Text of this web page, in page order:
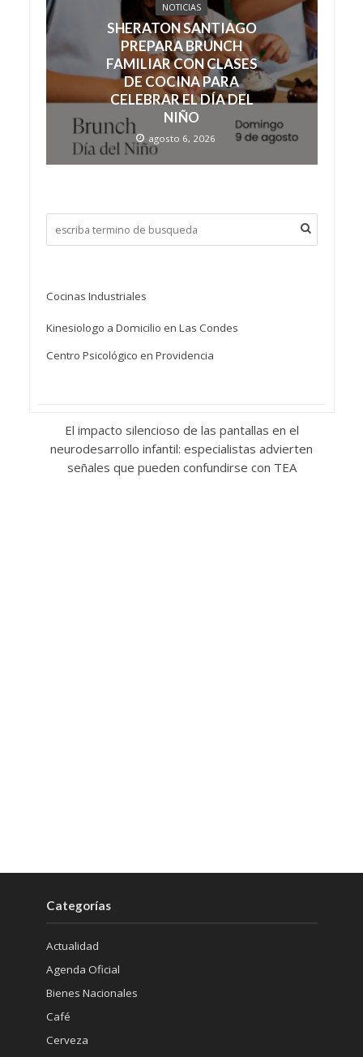
NOTICIAS
SHERATON SANTIAGO
PREPARA BRUNCH
FAMILIAR CON CLASES
DE COCINA PARA
CELEBRAR EL DÍA DEL
NIÑO
agosto 6, 2026
Cocinas Industriales
Kinesiologo a Domicilio en Las Condes
Centro Psicológico en Providencia
El impacto silencioso de las pantallas en el
neurodesarrollo infantil: especialistas advierten
señales que pueden confundirse con TEA
Categorías
Actualidad
Agenda Oficial
Bienes Nacionales
Café
Cerveza